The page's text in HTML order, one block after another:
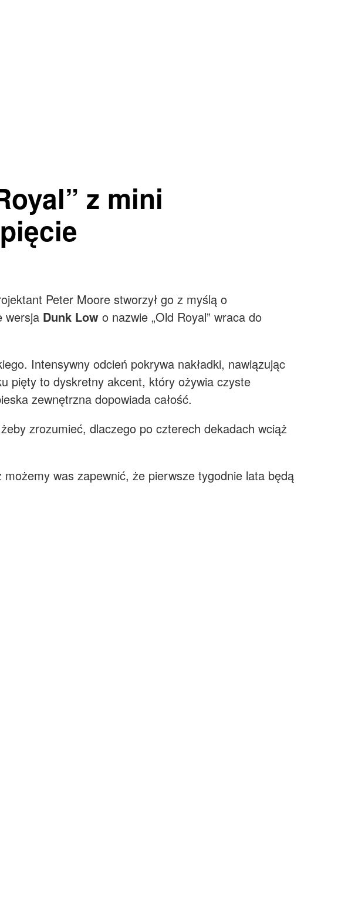
z mini
Peter Moore stworzył go z myślą o
wersja Dunk Low o nazwie „Old Royal” wraca do
Intensywny odcień pokrywa nakładki, nawiązując
pięty to dyskretny akcent, który ożywia czyste
zewnętrzna dopowiada całość.
zrozumieć, dlaczego po czterech dekadach wciąż
was zapewnić, że pierwsze tygodnie lata będą